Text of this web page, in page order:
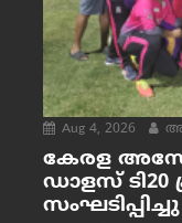
Aug 4, 2026
കേരള
ഡാളസ് ടി20
സംഘടിപ്പിച്ചു